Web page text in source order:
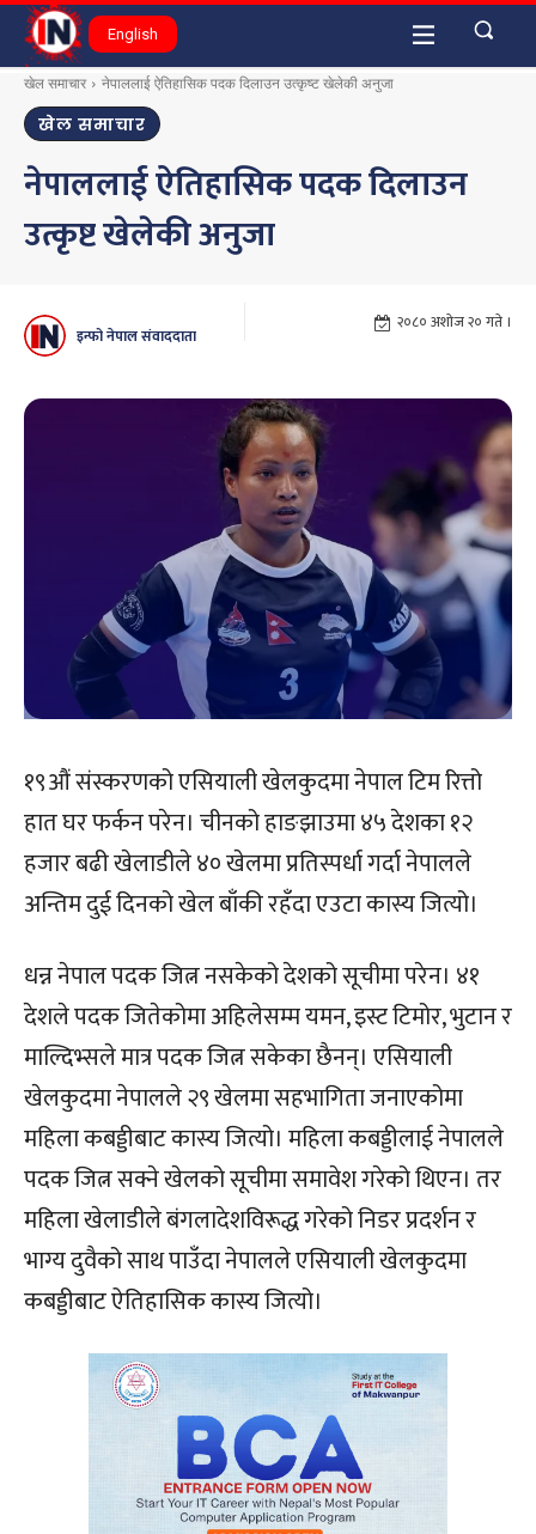
English
खेल समाचार नेपाललाई ऐतिहासिक पदक दिलाउन उत्कृष्ट खेलेकी अनुजा
खेल समाचार
नेपाललाई ऐतिहासिक पदक दिलाउन
उत्कृष्ट खेलेकी अनुजा
इन्फो नेपाल संवाददाता
२०८० अशोज २० गते ।
१९औं संस्करणको एसियाली खेलकुदमा नेपाल टिम रित्तो
हात घर फर्कन परेन। चीनको हाङझाउमा ४५ देशका १२
हजार बढी खेलाडीले ४० खेलमा प्रतिस्पर्धा गर्दा नेपालले
अन्तिम दुई दिनको खेल बाँकी रहँदा एउटा कास्य जित्यो।
धन्न नेपाल पदक जित्न नसकेको देशको सूचीमा परेन। ४१
देशले पदक जितेकोमा अहिलेसम्म यमन, इस्ट टिमोर, भुटान र
माल्दिभ्सले मात्र पदक जित्न सकेका छैनन्। एसियाली
खेलकुदमा नेपालले २९ खेलमा सहभागिता जनाएकोमा
महिला कबड्डीबाट कास्य जित्यो। महिला कबड्डीलाई नेपालले
पदक जित्न सक्ने खेलको सूचीमा समावेश गरेको थिएन। तर
महिला खेलाडीले बंगलादेशविरूद्ध गरेको निडर प्रदर्शन र
भाग्य दुवैको साथ पाउँदा नेपालले एसियाली खेलकुदमा
कबड्डीबाट ऐतिहासिक कास्य जित्यो।